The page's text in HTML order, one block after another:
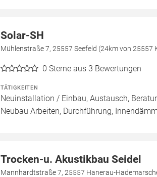
Solar-SH
Mühlenstraße 7, 25557 Seefeld (24km von 25557
0 Sterne aus 3 Bewertungen
TÄTIGKEITEN
Neuinstallation / Einbau, Austausch,
Neubau Arbeiten, Durchführung,
Trocken-u. Akustikbau Seidel
Mannhardtstraße 7, 25557 Hanerau-